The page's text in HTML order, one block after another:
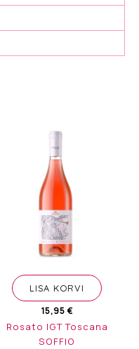
LISA KORVI
15,95 €
Rosato IGT Toscana
SOFFIO